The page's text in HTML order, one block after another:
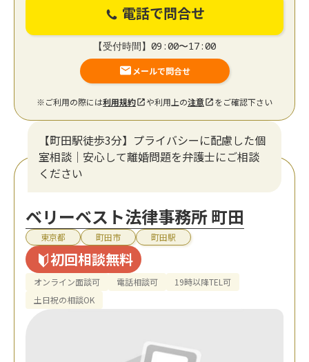
電話で問合せ
【受付時間】09:00〜17:00
メールで問合せ
※ご利用の際には利用規約 や利用上の注意 をご確認下さい
【町田駅徒歩3分】プライバシーに配慮した個
室相談｜安心して離婚問題を弁護士にご相談
ください
ベリーベスト法律事務所 町田
東京都 町田市 町田駅
初回相談無料
オンライン面談可 電話相談可
19時以降TEL可
土日祝の相談OK